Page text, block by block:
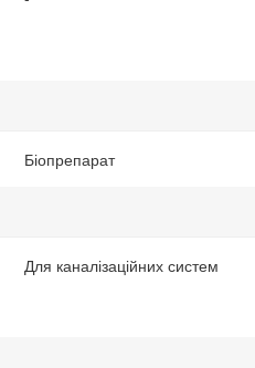
Біопрепарат
Для каналізаційних систем